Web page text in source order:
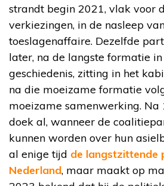
strandt begin 2021, vlak voor
verkiezingen, in de nasleep
toeslagenaffaire. Dezelfde
later, na de langste formatie
geschiedenis, zitting in het
na die moeizame formatie
moeizame samenwerking. Na
doek al, wanneer de
kunnen worden over hun
al enige tijd de langstzittende
Nederland, maar maakt op